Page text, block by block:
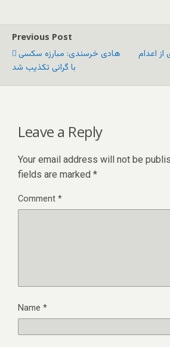
Previous Post
هادی خرسندی: مبارزه سکسی
با گرانی تکذیب شد
اعدام
Leave a Reply
Your email address will not be
fields are marked *
Comment*
Name *